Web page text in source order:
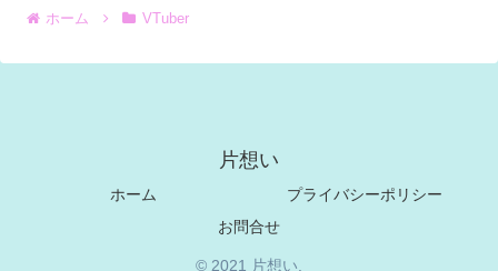
ホーム VTuber
片想い
ホーム
プライバシーポリシー
お問合せ
© 2021 片想い.